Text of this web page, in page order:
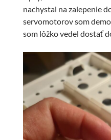
nachystal na zalepenie
servomotorov som
som lôžko vedel dostať